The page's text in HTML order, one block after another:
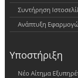
Συντήρηση
Ανάπτυξη
Υποστήριξη
Νέο Αίτημα